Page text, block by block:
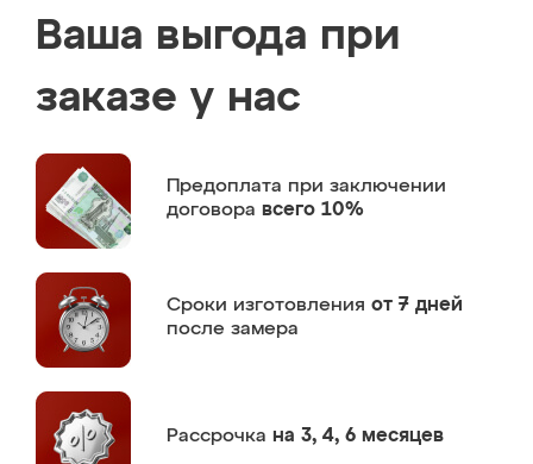
Ваша выгода при
заказе у нас
Предоплата при заключении
договора всего 10%
Сроки изготовления от 7 дней
после замера
Рассрочка на 3, 4, 6 месяцев